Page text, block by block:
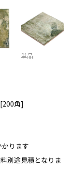
単品
角]
ります
別途見積となりま